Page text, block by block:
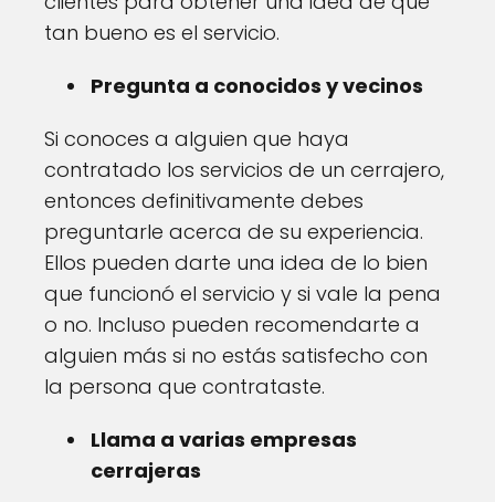
tan bueno es el servicio.
Pregunta a conocidos y vecinos
Si conoces a alguien que haya
contratado los servicios de un cerrajero,
entonces definitivamente debes
preguntarle acerca de su experiencia.
Ellos pueden darte una idea de lo bien
que funcionó el servicio y si vale la pena
o no. Incluso pueden recomendarte a
alguien más si no estás satisfecho con
la persona que contrataste.
Llama a varias empresas
cerrajeras